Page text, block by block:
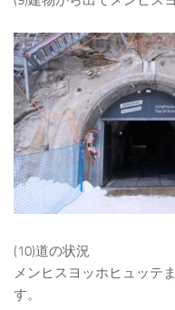
(10)道の状況
メンヒスヨッホヒュッテ
す。